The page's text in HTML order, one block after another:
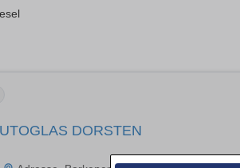
DORSTEN